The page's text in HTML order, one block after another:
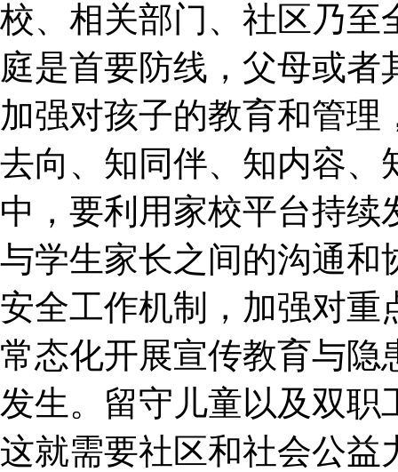
校、相关部门、社区乃至
庭是首要防线，父母或
加强对孩子的教育和管理
去向、知同伴、知内容、
中，要利用家校平台持
与学生家长之间的沟通和
安全工作机制，加强对重
常态化开展宣传教育与隐
发生。留守儿童以及双职
这就需要社区和社会公益